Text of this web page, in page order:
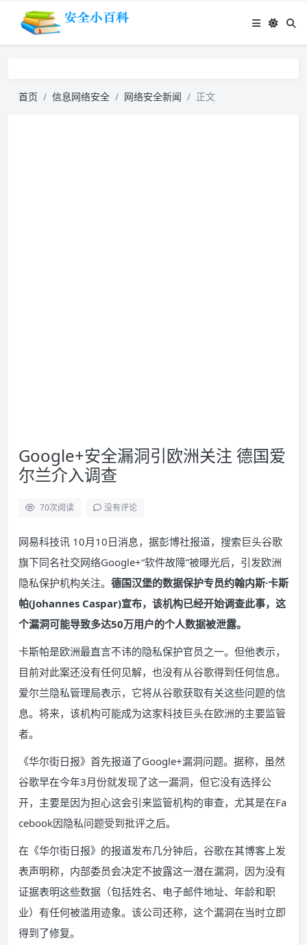
首页 信息网络安全 网络安全新闻 正文
Google+安全漏洞引欧洲关注 德国爱
尔兰介入调查
70次阅读 没有评论
网易科技讯 10月10日消息，据彭博社报道，搜索巨头谷歌
旗下同名社交网络Google+“软件故障”被曝光后，引发欧洲
隐私保护机构关注。 德国汉堡的数据保护专员约翰内斯·卡斯
帕(Johannes Caspar)宣布，该机构已经开始调查此事，这
个漏洞可能导致多达50万用户的个人数据被泄露。
卡斯帕是欧洲最直言不讳的隐私保护官员之一。但他表示，
目前对此案还没有任何见解，也没有从谷歌得到任何信息。
爱尔兰隐私管理局表示，它将从谷歌获取有关这些问题的信
息。将来，该机构可能成为这家科技巨头在欧洲的主要监管
者。
《华尔街日报》首先报道了Google+漏洞问题。据称，虽然
谷歌早在今年3月份就发现了这一漏洞，但它没有选择公
开，主要是因为担心这会引来监管机构的审查，尤其是在Fa
cebook因隐私问题受到批评之后。
在《华尔街日报》的报道发布几分钟后，谷歌在其博客上发
表声明称，内部委员会决定不披露这一潜在漏洞，因为没有
证据表明这些数据（包括姓名、电子邮件地址、年龄和职
业）有任何被滥用迹象。该公司还称，这个漏洞在当时立即
得到了修复。